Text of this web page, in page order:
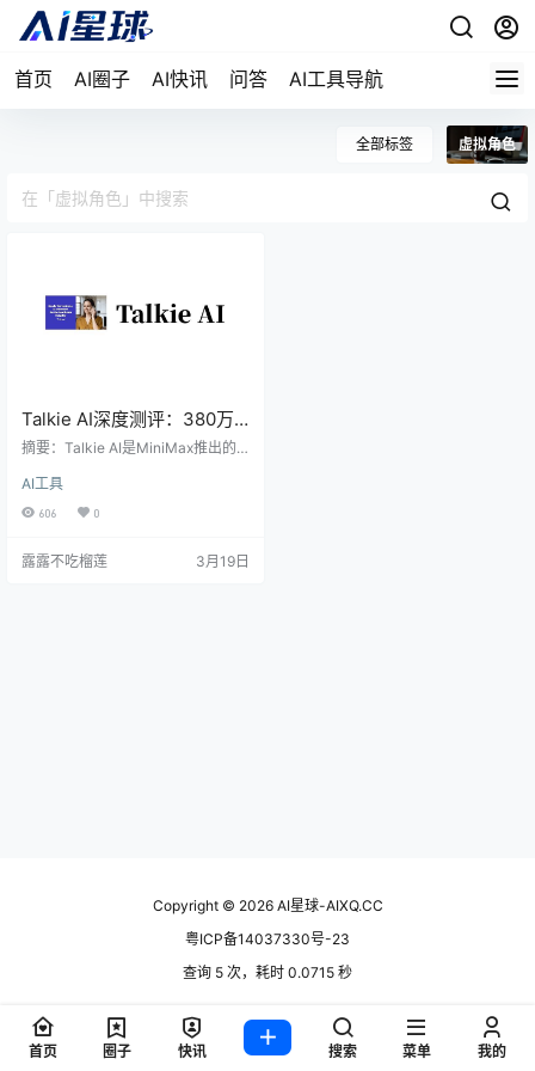
首页 AI圈子 AI快讯 问答 AI工具导航
全部标签 虚拟角色
Talkie AI深度测评：380万
美国年轻人沉迷的”虚拟恋
摘要：Talkie AI是MiniMax推出的
情感语音和游戏化设计，在美国市
场累计380万下载，成为AI情感陪伴
是ChatGPT那样的效率工具，而是
AI工具
606 0
露露不吃榴莲 3月19日
Copyright © 2026AI星球-AIXQ.CC
粤ICP备14037330号-23
查询 5 次，耗时 0.0715 秒
首页 圈子 快讯 搜索 菜单 我的